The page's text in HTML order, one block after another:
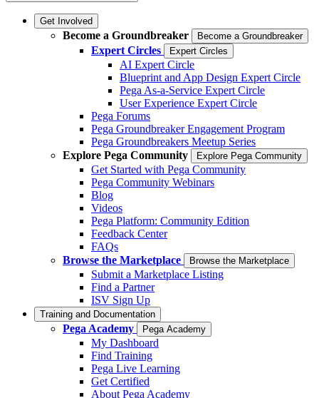
Get Involved
Become a Groundbreaker Become a Groundbreaker
Expert Circles Expert Circles
AI Expert Circle
Blueprint and App Design Expert Circle
Pega As-a-Service Expert Circle
User Experience Expert Circle
Pega Forums
Pega Groundbreaker Engagement Program
Pega Groundbreakers Meetup Series
Explore Pega Community
Explore Pega Community
Get Started with Pega Community
Pega Community Webinars
Blog
Videos
Pega Platform: Community Edition
Feedback Center
FAQs
Browse the Marketplace
Browse the Marketplace
Submit a Marketplace Listing
Find a Partner
ISV Sign Up
Training and Documentation
Pega Academy Pega Academy
My Dashboard
Find Training
Pega Live Learning
Get Certified
About Pega Academy